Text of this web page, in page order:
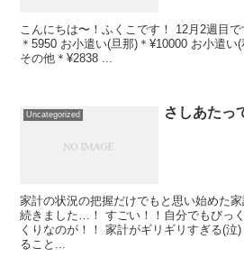
こんにちは〜！ふくこです！ 12月2週目
＊5950 お小遣い(旦那)＊¥10000 お小遣い
その他＊¥2838 ...
Uncategorized さしあたっ
家計の状況の把握だけでもと思い始めた
続きました…！ すごい！！自分でもびっ
くりなのが！！ 家計がギリギリすぎる(泣
ること...